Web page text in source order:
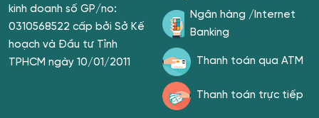
kinh doanh số GP/no:
0310568522 cấp bởi Sở Kế
hoạch và Đầu tư Tỉnh
TPHCM ngày 10/01/2011
Ngân hàng /Internet
Banking
Thanh toán qua ATM
Thanh toán trực tiếp